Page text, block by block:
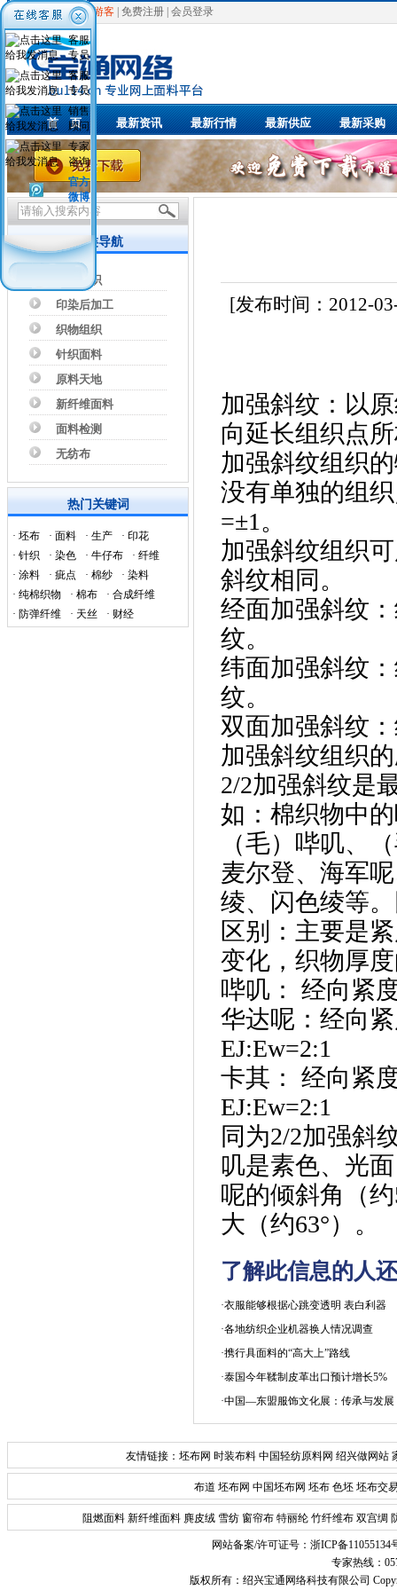
欢迎光临，游客 免费注册 会员登录
首 页 最新资讯 最新行情 最新供应 最新采购
分类导航
织造知识
印染后加工
织物组织
针织面料
原料天地
新纤维面料
面料检测
无纺布
热门关键词
· 坯布 · 面料 · 生产 · 印花
· 针织 · 染色 · 牛仔布 · 纤维
· 涂料 · 疵点 · 棉纱 · 染料
· 纯棉织物 · 棉布 · 合成纤维
· 防弹纤维 · 天丝 · 财经
[发布时间：2012-
加强斜纹：以
向延长组织点
加强斜纹组织
没有单独的组
=±1 。
加强斜纹组织
斜纹相同。
经面加强斜纹
纹。
纬面加强斜纹
纹。
双面加强斜纹
加强斜纹组织
2/2加强斜纹是
如：棉织物中
（毛）哔叽、
麦尔登、海军
绫、闪色绫等
区别：主要是
变化，织物厚
哔叽：
经向紧
华达呢：经向
EJ:Ew=2:1
卡其：
经向紧
EJ:Ew=2:1
同为2/2加强斜
叽是素色、光
呢的倾斜角（约
大（约63°）。
了解此信息的人
·衣服能够根据心跳变透明 表白利器
·各地纺织企业机器换人情况调查
·携行具面料的“高大上”路线
·泰国今年鞣制皮革出口预计增长5%
·中国—东盟服饰文化展：传承与发展
友情链接： 坯布网 时装布料 中国轻纺原料网 绍兴做网站
布道 坯布网 中国坯布网 坯布 色坯 坯布交
阻燃面料新纤维面料麂皮绒雪纺窗帘布特丽纶竹纤维布双宫绸
网站备案/许可证号： 浙ICP备11055134
专家热线：
版权所有： 绍兴宝通网络科技有限公司
客服
专员
客服
专员
销售
顾问
专家
咨询
官方
微博